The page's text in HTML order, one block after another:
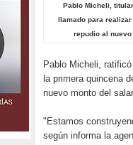
Pablo Micheli,
llamado para
repudio al
Pablo Micheli,
la primera quincena
nuevo monto del
"Estamos
según informa la